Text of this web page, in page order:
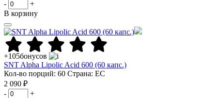
-
+
В корзину
+105бонусов
SNT Alpha Lipolic Acid 600 (60 капс.)
Кол-во порций: 60 Страна: ЕС
2 090 ₽
-
+